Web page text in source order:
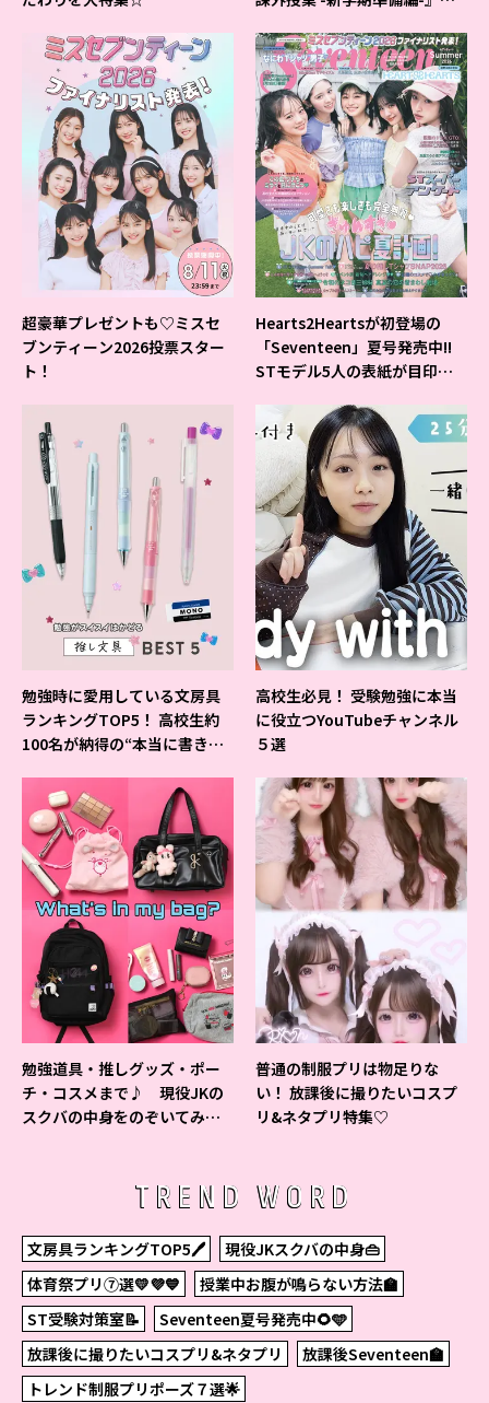
超豪華プレゼントも♡ミスセ
ブンティーン2026投票スター
ト！
Hearts2Heartsが初登場の
「Seventeen」夏号発売中!!
STモデル5人の表紙が目印だ
勉強時に愛用している文房具
ランキングTOP5！ 高校生約
100名が納得の“本当に書きや
高校生必見！ 受験勉強に本当
に役立つYouTubeチャンネル
５選
勉強道具・推しグッズ・ポー
チ・コスメまで♪ 現役JKの
スクバの中身をのぞいてみ
普通の制服プリは物足りな
い！ 放課後に撮りたいコスプ
リ&ネタプリ特集♡
TREND WORD
文房具ランキングTOP5🖊
現役JKスクバの中身👜
体育祭プリ⑦選💛💜💙
授業中お腹が鳴らない方法🏫
ST受験対策室📝
Seventeen夏号発売中🌻🩵
放課後に撮りたいコスプリ&ネタプリ
放課後Seventeen🏫
トレンド制服プリポーズ７選🌟